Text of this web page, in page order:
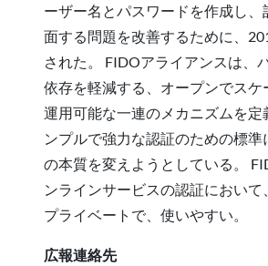
ーザー名とパスワードを作成し、
面する問題を改善するために、
された。 FIDOアライアンスは、
依存を軽減する、オープンでスケ
運用可能な一連のメカニズムを定
ンプルで強力な認証のための標準
の本質を変えようとしている。
ンラインサービスの認証において
プライベートで、使いやすい。
広報連絡先